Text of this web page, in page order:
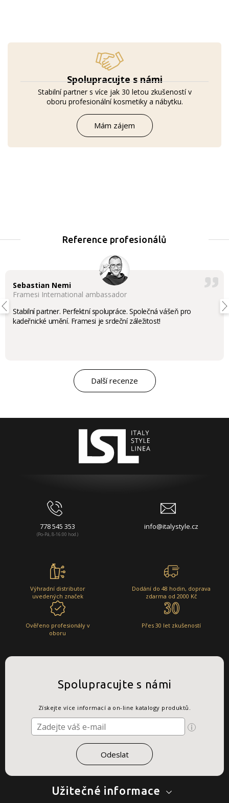
Spolupracujte s námi
Stabilní partner s více jak 30 letou zkušeností v
oboru profesionální kosmetiky a nábytku.
Mám zájem
Reference profesionálů
Sebastian Nemi
Framesi International ambassador
Stabilní partner. Perfektní spolupráce. Společná vášeň pro
kadeřnické umění. Framesi je srdeční záležitost!
Další recenze
778 545 353
(Po-Pá, 8-16:00 hod.)
info@italystyle.cz
Výhradní distributor
uvedených značek
Dodání do 48 hodin, doprava
zdarma od 2000 Kč
Ověřeno profesionály v
oboru
Přes 30 let zkušeností
Užitečné informace
Spolupracujte s námi
Získejte více informací a on-line katalogy produktů.